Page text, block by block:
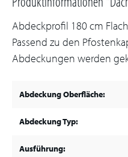
Abdeckprofil 180 cm Flach
Passend zu den
Abdeckungen werden
Abdeckung Oberfläche:
Abdeckung Typ:
Ausführung: